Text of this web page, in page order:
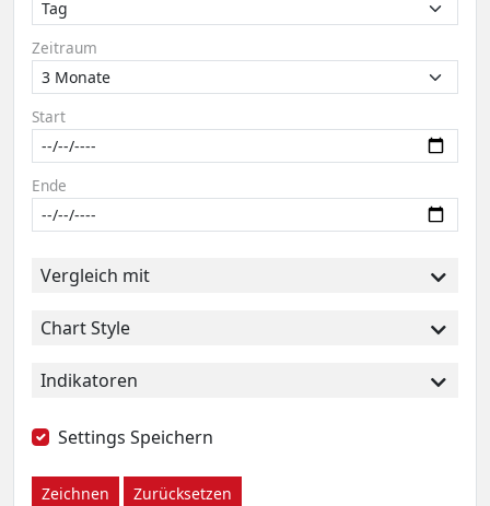
Zeitraum
Start
Ende
Vergleich mit
Chart Style
Indikatoren
Settings Speichern
Zeichnen Zurücksetzen